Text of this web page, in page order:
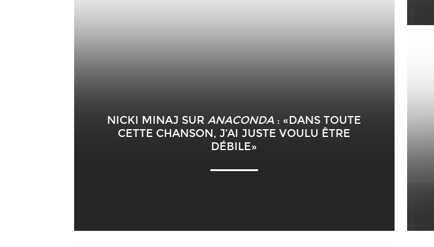
NICKI MINAJ SUR ANACONDA: «DANS TOUTE
CETTE CHANSON, J’AI JUSTE VOULU ÊTRE
DÉBILE»